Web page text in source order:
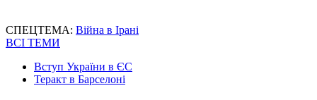
СПЕЦТЕМА: Війна в Ірані
ВСІ ТЕМИ
Вступ України в ЄС
Теракт в Барселоні